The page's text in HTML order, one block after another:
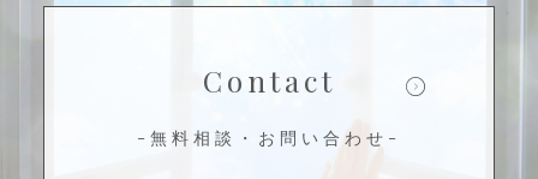
Contact
-無料相談・お問い合わせ-